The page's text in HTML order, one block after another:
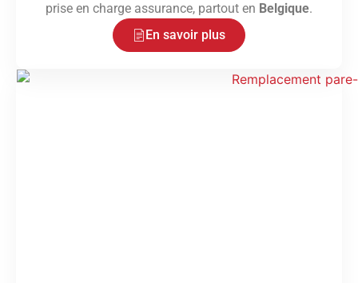
prise en charge assurance, partout en Belgique.
En savoir plus